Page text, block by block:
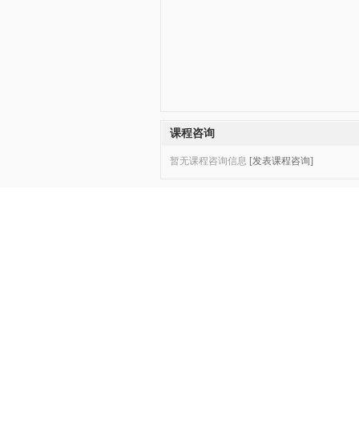
课程咨询
暂无课程咨询信息 [发表课程咨询]